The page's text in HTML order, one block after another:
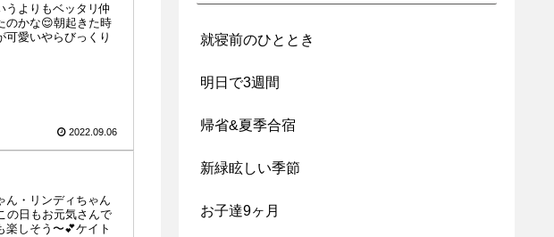
うよりもベッタリ仲
のかな😌朝起きた時
可愛いやらびっくり
2022.09.06
ん・リンディちゃん
の日もお元気さんで
しそう〜💕ケイト
就寝前のひととき
明日で3週間
帰省&夏季合宿
新緑眩しい季節
お子達9ヶ月